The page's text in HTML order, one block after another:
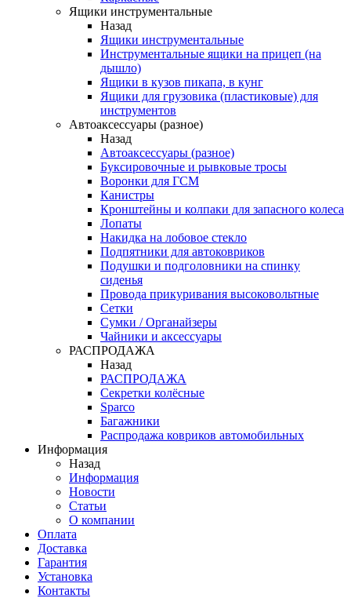
Ящики инструментальные
Назад
Ящики инструментальные
Инструментальные ящики на прицеп (на
дышло)
Ящики в кузов пикапа, в кунг
Ящики для грузовика (пластиковые) для
инструментов
Автоаксессуары (разное)
Назад
Автоаксессуары (разное)
Буксировочные и рывковые тросы
Воронки для ГСМ
Канистры
Кронштейны и колпаки для запасного колеса
Лопаты
Накидка на лобовое стекло
Подпятники для автоковриков
Подушки и подголовники на спинку
сиденья
Провода прикуривания высоковольтные
Сетки
Сумки / Органайзеры
Чайники и аксессуары
РАСПРОДАЖА
Назад
РАСПРОДАЖА
Секретки колёсные
Sparco
Багажники
Распродажа ковриков автомобильных
Информация
Назад
Информация
Новости
Статьи
О компании
Оплата
Доставка
Гарантия
Установка
Контакты